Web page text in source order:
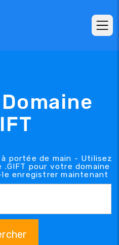
portée de main - Utilisez
pour votre domaine
enregistrer maintenant